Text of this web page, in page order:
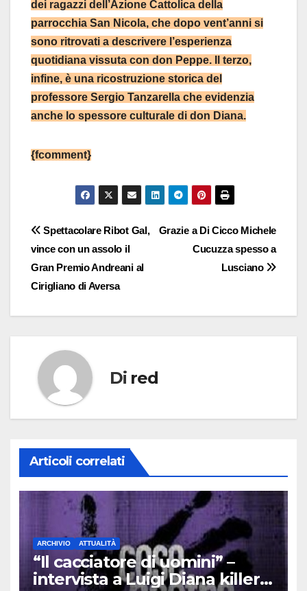
dei ragazzi dell’Azione Cattolica della
parrocchia San Nicola, che dopo vent’anni si
sono ritrovati a descrivere l’esperienza
quotidiana vissuta con don Peppe. Il terzo,
infine, è una ricostruzione storica del
professore Sergio Tanzarella che evidenzia
anche lo spessore culturale di don Diana.
{fcomment}
Navigazione
articoli
Grazie a Di Cicco Michele
Cucuzza spesso a
Lusciano
Spettacolare Ribot Gal,
vince con un assolo il
Gran Premio Andreani al
Cirigliano di Aversa
Di red
Articoli correlati
ARCHIVIO ATTUALITÀ
“Il cacciatore di uomini” –
intervista a Luigi Diana killer